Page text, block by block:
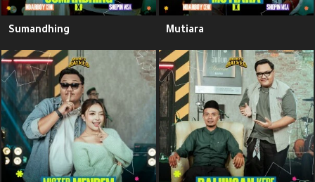
Sumandhing Mutiara